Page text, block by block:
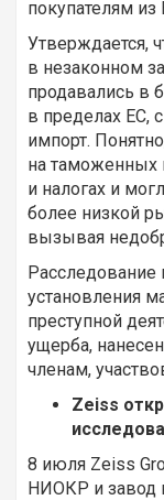
покупателям
Утверждается,
в незаконном
продавались в
в пределах ЕС,
импорт.
на таможенных
и налогах и
более низкой
вызывая
Расследование
установления
преступной
ущерба,
членам,
Zeiss
8 июля Zeiss
НИОКР и завод